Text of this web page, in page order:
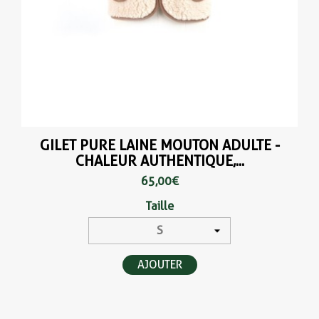
GILET PURE LAINE MOUTON ADULTE -
CHALEUR AUTHENTIQUE,...
65,00 €
Taille
AJOUTER